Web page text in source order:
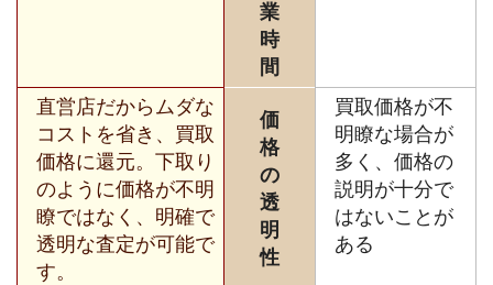
業
時
間
直営店だからムダな
コストを省き、買取
価格に還元。下取り
のように価格が不明
瞭ではなく、明確で
透明な査定が可能で
す。
価
格
の
透
明
性
買取価格が不
明瞭な場合が
多く、価格の
説明が十分で
はないことが
ある